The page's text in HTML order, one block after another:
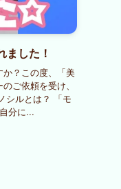
ました！
か？この度、「美
ご依頼を受け、
シルとは？ 「モ
分に...